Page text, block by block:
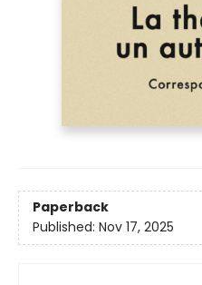
Paperback
Published: Nov 17, 2025